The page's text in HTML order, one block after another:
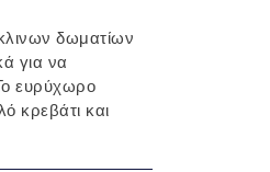
δωματίων
για να
ευρύχωρο
κρεβάτι και